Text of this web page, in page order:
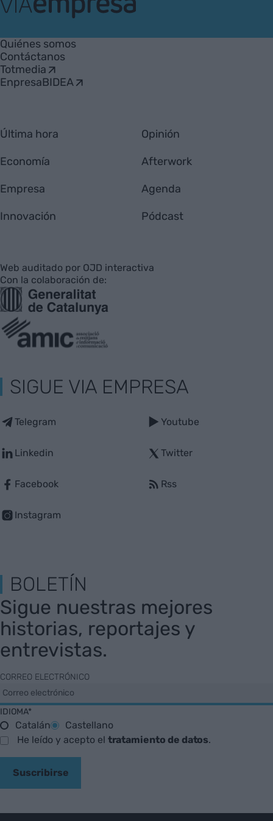
Empresa
Quiénes somos
Contáctanos
Totmedia
EnpresaBIDEA
Última hora
Economía
Empresa
Innovación
Opinión
Afterwork
Agenda
Pódcast
Web auditado por OJD interactiva
Con la colaboración de:
SIGUE VIA EMPRESA
Telegram
Linkedin
Facebook
Instagram
Youtube
Twitter
Rss
BOLETÍN
Sigue nuestras mejores
historias, reportajes y
entrevistas.
CORREO ELECTRÓNICO
IDIOMA*
Catalán
Castellano
He leído y acepto el tratamiento de datos.
Suscribirse